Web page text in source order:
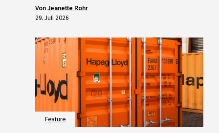
von Jeanette Rohr
29. Juli 2026
Feature